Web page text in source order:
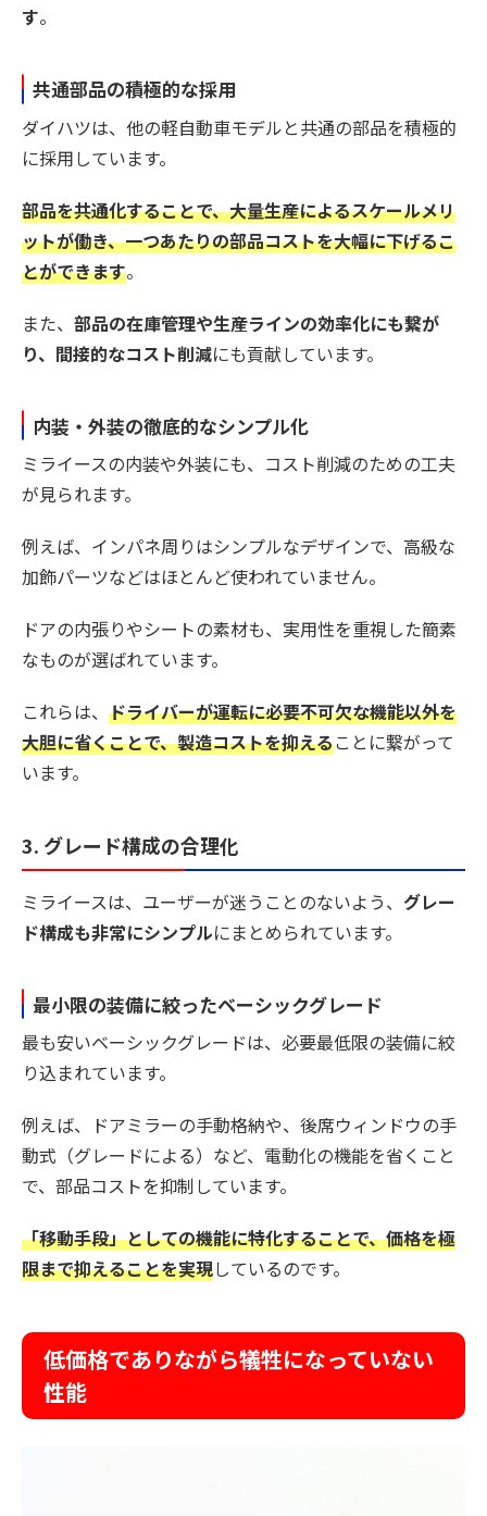
す。
共通部品の積極的な採用
ダイハツは、他の軽自動車モデルと共通の部品を積極的
に採用しています。
部品を共通化することで、大量生産によるスケールメリ
ットが働き、一つあたりの部品コストを大幅に下げるこ
とができます。
また、 部品の在庫管理や生産ラインの効率化にも繋が
り、間接的なコスト削減にも貢献しています。
内装・外装の徹底的なシンプル化
ミライースの内装や外装にも、コスト削減のための工夫
が見られます。
例えば、インパネ周りはシンプルなデザインで、高級な
加飾パーツなどはほとんど使われていません。
ドアの内張りやシートの素材も、実用性を重視した簡素
なものが選ばれています。
これらは、 ドライバーが運転に必要不可欠な機能以外を
大胆に省くことで、製造コストを抑えることに繋がって
います。
3. グレード構成の合理化
ミライースは、ユーザーが迷うことのないよう、 グレー
ド構成も非常にシンプルにまとめられています。
最小限の装備に絞ったベーシックグレード
最も安いベーシックグレードは、必要最低限の装備に絞
り込まれています。
例えば、ドアミラーの手動格納や、後席ウィンドウの手
動式（グレードによる）など、電動化の機能を省くこと
で、部品コストを抑制しています。
「移動手段」としての機能に特化することで、価格を極
限まで抑えることを実現しているのです。
低価格でありながら犠牲になっていない
性能